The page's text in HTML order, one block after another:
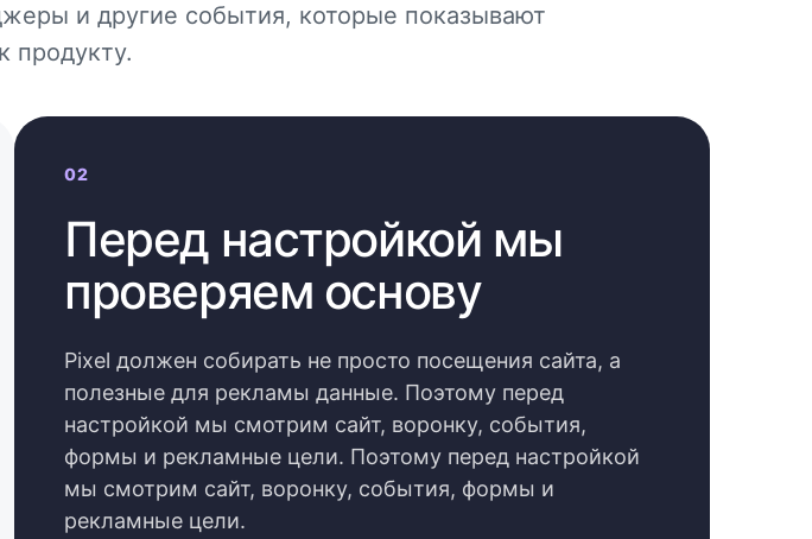
и другие события, которые показывают
продукту.
02
Перед настройкой мы
проверяем основу
Pixel должен собирать не просто посещения сайта, а
полезные для рекламы данные. Поэтому перед
настройкой мы смотрим сайт, воронку, события,
формы и рекламные цели. Поэтому перед настройкой
мы смотрим сайт, воронку, события, формы и
рекламные цели.